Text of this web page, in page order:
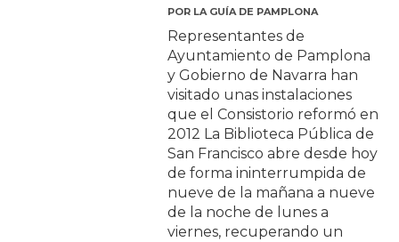
POR LA GUÍA DE PAMPLONA
Representantes de
Ayuntamiento de Pamplona
y Gobierno de Navarra han
visitado unas instalaciones
que el Consistorio reformó en
2012 La Biblioteca Pública de
San Francisco abre desde hoy
de forma ininterrumpida de
nueve de la mañana a nueve
de la noche de lunes a
viernes, recuperando un